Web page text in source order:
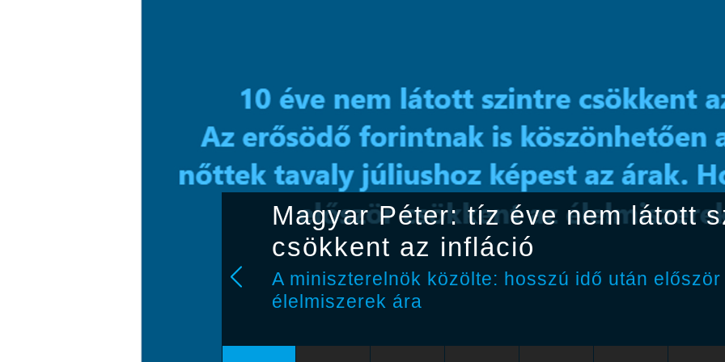
Magyar Péter: tíz éve nem látott
csökkent az infláció
A miniszterelnök közölte: hosszú idő után
élelmiszerek ára